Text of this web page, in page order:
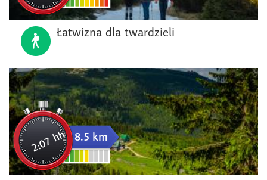
Łatwizna dla twardzieli
2:07 hh 8.5 km